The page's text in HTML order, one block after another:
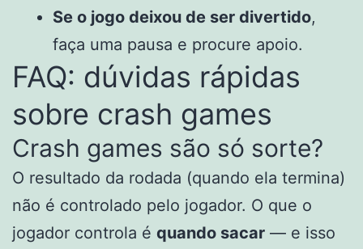
Se o jogo deixou de ser divertido,
faça uma pausa e procure apoio.
FAQ: dúvidas rápidas
sobre crash games
Crash games são só sorte?
O resultado da rodada (quando ela termina)
não é controlado pelo jogador. O que o
jogador controla é quando sacar — e isso